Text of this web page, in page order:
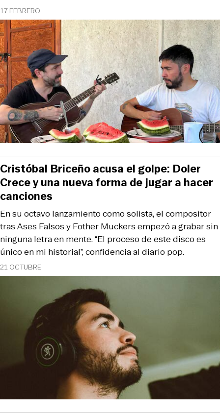
17 FEBRERO
21 OCTUBRE
En su octavo lanzamiento como solista, el compositor
tras Ases Falsos y Fother Muckers empezó a grabar sin
ninguna letra en mente. “El proceso de este disco es
único en mi historial”, confidencia al diario pop.
Cristóbal Briceño acusa el golpe: Doler
Crece y una nueva forma de jugar a hacer
canciones